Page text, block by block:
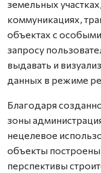
земельных
коммуникациях,
объектах с
запросу
выдавать и
данных в режиме
Благодаря
зоны
нецелевое
объекты
перспективы